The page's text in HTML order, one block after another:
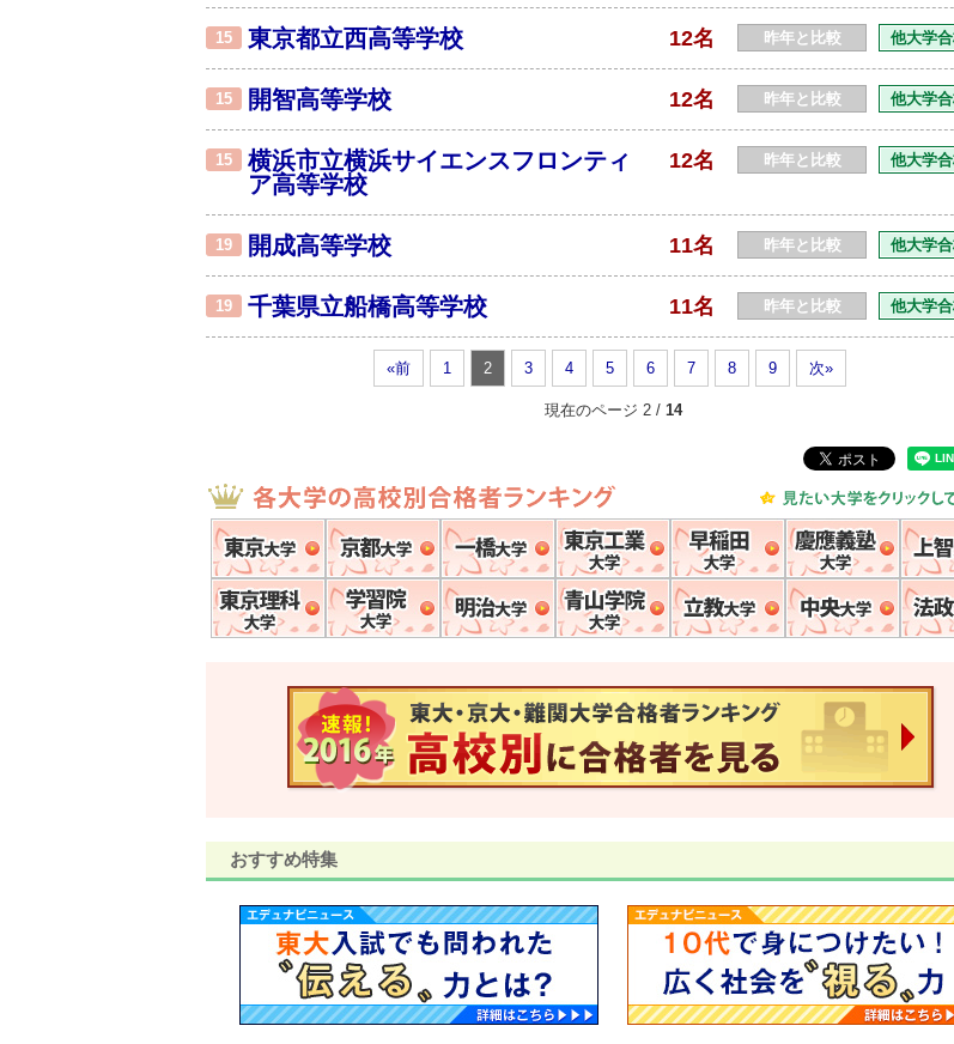
15 東京都立西高等学校 12名 昨年と比較 他大学
15 開智高等学校 12名 昨年と比較 他大学
15
横浜市立横浜サイエンスフロンティ
ア高等学校
12名 昨年と比較 他大学
19 開成高等学校 11名 昨年と比較 他大学
19 千葉県立船橋高等学校 11名 昨年と比較 他大学
«前 1 2 3 4 5 6 7 8 9 次»
現在のページ 2 / 14
東京大学 京都大学 一橋大学 東京工業大学 早稲田大学 慶應
東京理科大学 学習院大学 明治大学 青山学院大学 立教大学 中央
おすすめ特集